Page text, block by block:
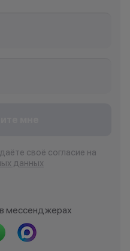
своё согласие на
данных
мессенджерах